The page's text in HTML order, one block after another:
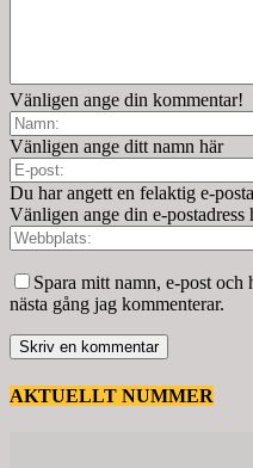
Vänligen ange din kommentar!
Vänligen ange ditt namn här
Du har angett en felaktig e-
Vänligen ange din e-postadress
Spara mitt namn, e-post och
nästa gång jag kommenterar.
AKTUELLT NUMMER